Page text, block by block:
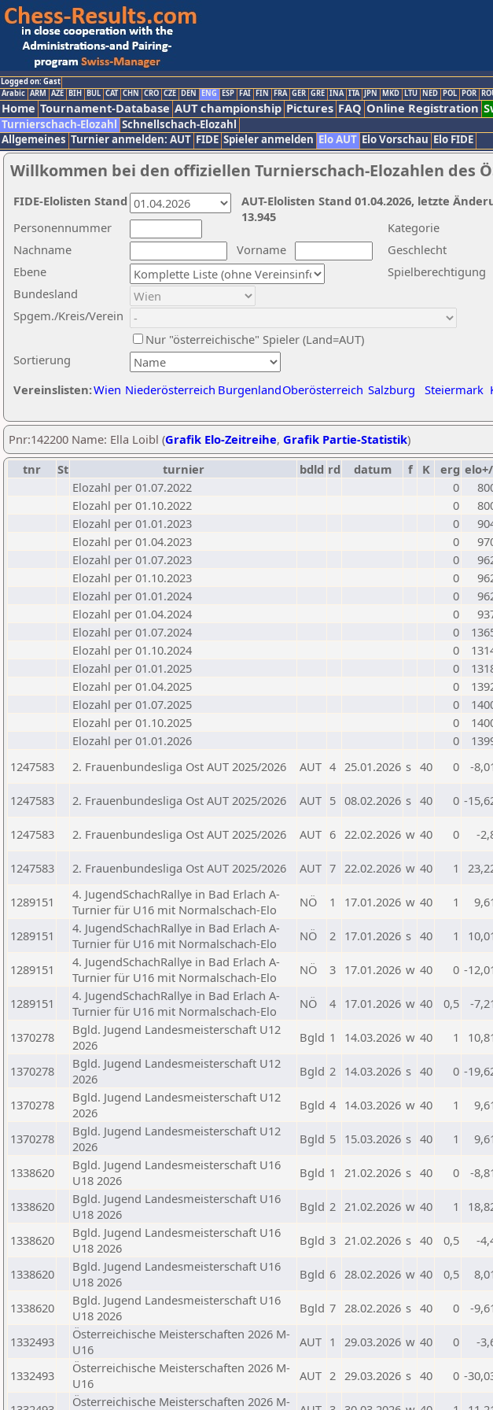
Logged on: Gast
Arabic ARM AZE BIH BUL CAT CHN CRO CZE DEN ENG ESP FAI FIN FRA GER GRE INA ITA JPN MKD LTU NED POL POR
Home Tournament-Database AUT championship Pictures FAQ Online Registration
Turnierschach-Elozahl Schnellschach-Elozahl
Allgemeines Turnier anmelden: AUT FIDE Spieler anmelden Elo AUT Elo Vorschau Elo FIDE
Willkommen bei den offiziellen Turnierschach-Elozahlen des
Nachname
Vorname
Ebene
Kategorie
Sortierung
Personennummer
Bundesland
Spgem./Kreis/Verein
Geschlecht
Nur "österreichische" Spieler (Land=AUT)
Spielberechtigung
Vereinslisten:Wien Niederösterreich BurgenlandOberösterreich Salzburg Steiermark
AUT-Elolisten Stand 01.04.2026, letzte
13.945
FIDE-Elolisten Stand
Pnr:142200 Name: Ella Loibl (Grafik Elo-Zeitreihe, Grafik Partie-Statistik)
tnr
St turnier bdld rd datum f K erg
Elozahl per 01.07.2022
0
Elozahl per 01.10.2022
0
Elozahl per 01.01.2023
0
Elozahl per 01.04.2023
0
Elozahl per 01.07.2023
0
Elozahl per 01.10.2023
0
Elozahl per 01.01.2024
0
Elozahl per 01.04.2024
0
Elozahl per 01.07.2024
0
Elozahl per 01.10.2024
0
Elozahl per 01.01.2025
0
Elozahl per 01.04.2025
0
Elozahl per 01.07.2025
0
Elozahl per 01.10.2025
0
Elozahl per 01.01.2026
0
1247583
2. Frauenbundesliga Ost AUT 2025/2026 AUT 4 25.01.2026 s 40 0 -
1247583 2. Frauenbundesliga Ost AUT 2025/2026 AUT 5 08.02.2026 s 40 0 -
1247583 2. Frauenbundesliga Ost AUT 2025/2026 AUT 6 22.02.2026 w 40 0 -
1247583 2. Frauenbundesliga Ost AUT 2025/2026 AUT 7 22.02.2026 w 40 1
1289151
4. JugendSchachRallye in Bad Erlach A-
Turnier für U16 mit Normalschach-Elo
NÖ 1 17.01.2026 w 40 1
1289151
4. JugendSchachRallye in Bad Erlach A-
Turnier für U16 mit Normalschach-Elo
NÖ 2 17.01.2026 s 40 1
1289151
4. JugendSchachRallye in Bad Erlach A-
Turnier für U16 mit Normalschach-Elo
NÖ 3 17.01.2026 w 40 0 -
1289151
4. JugendSchachRallye in Bad Erlach A-
Turnier für U16 mit Normalschach-Elo
NÖ 4 17.01.2026 w 40 0,5 -
1370278
Bgld. Jugend Landesmeisterschaft U12
2026
Bgld 1 14.03.2026 w 40 1
1370278
Bgld. Jugend Landesmeisterschaft U12
2026
Bgld 2 14.03.2026 s 40 0 -
1370278
Bgld. Jugend Landesmeisterschaft U12
2026
Bgld 4 14.03.2026 w 40 1
1370278
Bgld. Jugend Landesmeisterschaft U12
2026
Bgld 5 15.03.2026 s 40 1
1338620
Bgld. Jugend Landesmeisterschaft U16
U18 2026
Bgld 1 21.02.2026 s 40 0 -
1338620
Bgld. Jugend Landesmeisterschaft U16
U18 2026
Bgld 2 21.02.2026 w 40 1
1338620
Bgld. Jugend Landesmeisterschaft U16
U18 2026
Bgld 3 21.02.2026 s 40 0,5 -
1338620
Bgld. Jugend Landesmeisterschaft U16
U18 2026
Bgld 6 28.02.2026 w 40 0,5
1338620
Bgld. Jugend Landesmeisterschaft U16
U18 2026
Bgld 7 28.02.2026 s 40 0 -
1332493
Österreichische Meisterschaften 2026 M-
U16
AUT 1 29.03.2026 w 40 0 -
1332493
Österreichische Meisterschaften 2026 M-
U16
AUT 2 29.03.2026 s 40 0 -
Österreichische Meisterschaften 2026 M-